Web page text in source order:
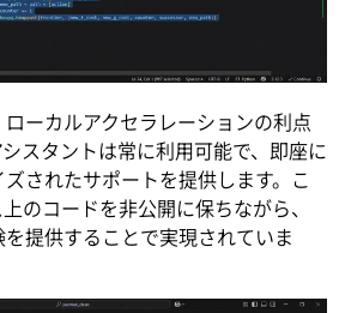
ーカルアクセラレーションの利点
スタントは常に利用可能で、即座に
されたサポートを提供します。こ
のコードを非公開に保ちながら、
提供することで実現されていま